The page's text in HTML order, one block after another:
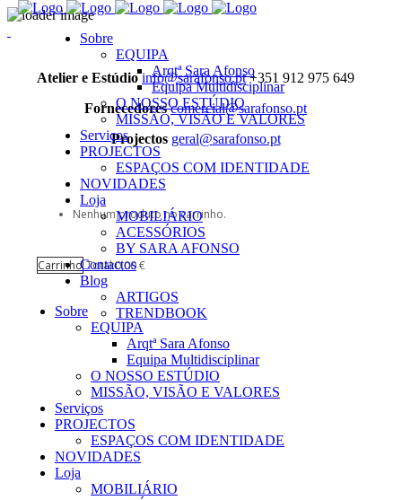
Atelier e Estúdio info@sarafonso.pt+351 912 975 649
Fornecedores comercial@sarafonso.pt
Projectos geral@sarafonso.pt
Sobre
EQUIPA
Arqtª Sara Afonso
Equipa Multidisciplinar
O NOSSO ESTÚDIO
MISSÃO, VISÃO E VALORES
Serviços
PROJECTOS
ESPAÇOS COM IDENTIDADE
NOVIDADES
Loja
MOBILIÁRIO
ACESSÓRIOS
BY SARA AFONSO
Contactos
Blog
ARTIGOS
TRENDBOOK
Nenhum produto no carrinho.
Carrinho Total:0,00€
Sobre
EQUIPA
Arqtª Sara Afonso
Equipa Multidisciplinar
O NOSSO ESTÚDIO
MISSÃO, VISÃO E VALORES
Serviços
PROJECTOS
ESPAÇOS COM IDENTIDADE
NOVIDADES
Loja
MOBILIÁRIO